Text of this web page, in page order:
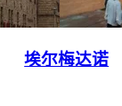
埃尔梅达诺